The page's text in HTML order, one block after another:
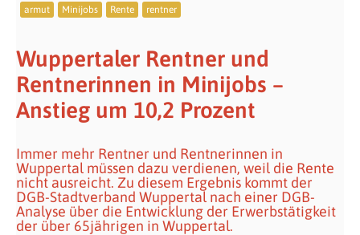
armut Minijobs Rente rentner
Wuppertaler Rentner und
Rentnerinnen in Minijobs –
Anstieg um 10,2 Prozent
Immer mehr Rentner und Rentnerinnen in
Wuppertal müssen dazu verdienen, weil die Rente
nicht ausreicht. Zu diesem Ergebnis kommt der
DGB-Stadtverband Wuppertal nach einer DGB-
Analyse über die Entwicklung der Erwerbstätigkeit
der über 65jährigen in Wuppertal.